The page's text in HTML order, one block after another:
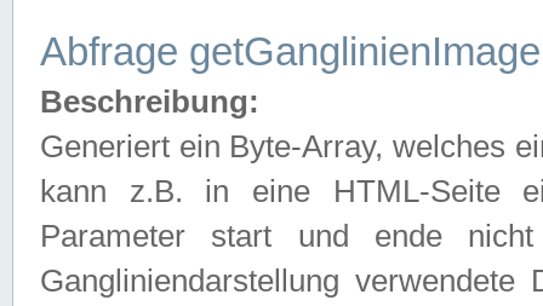
Abfrage getGanglinienImage
Beschreibung:
Generiert ein Byte-Array, welches
kann z.B. in eine HTML-Seite
Parameter start und ende
Gangliniendarstellung